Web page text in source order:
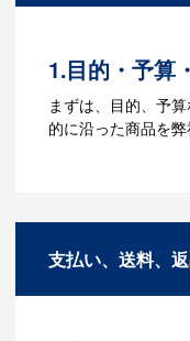
Q：ウェブサ
ていないオリ
タマイズが可能で
1.目的・予算
まずは、目的、予
的に沿った商品を弊
お見積を弊社から
3.発注・デー
支払い、送料、